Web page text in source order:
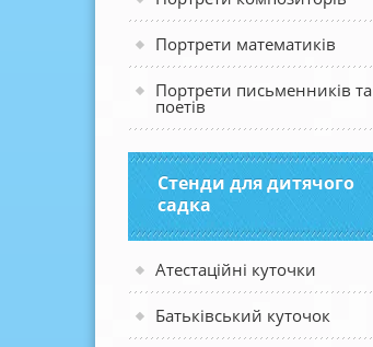
Портрети математиків
Портрети письменників та
поетів
Стенди для дитячого
садка
Атестаційні куточки
Батьківський куточок